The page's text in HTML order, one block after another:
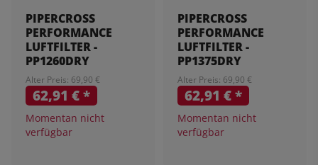
PIPERCROSS
PERFORMANCE
LUFTFILTER -
PP1260DRY
Alter Preis: 69,90 €
62,91 €*
Momentan nicht
verfügbar
PIPERCROSS
PERFORMANCE
LUFTFILTER -
PP1375DRY
Alter Preis: 69,90 €
62,91 €*
Momentan nicht
verfügbar